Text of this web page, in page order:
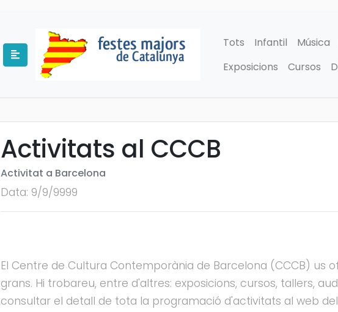
Tots Infantil Música
Exposicions
Cursos
Activitats al CCCB
Activitat a Barcelona
Data: 9/9/9999
El Centre de Cultura Contemporània de Barcelona (CCCB)
grans. Hi trobareu, entre d'altres: exposicions, cursos, tallers,
consultar el detall de tota la programació d'activitats al web del